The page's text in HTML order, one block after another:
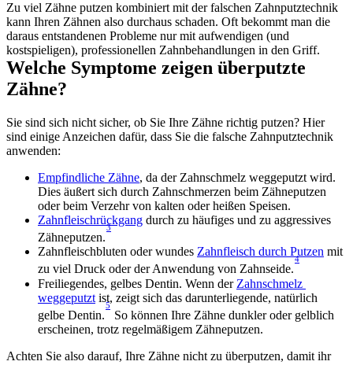
Zu viel Zähne putzen kombiniert mit der falschen Zahnputztechnik
kann Ihren Zähnen also durchaus schaden. Oft bekommt man die
daraus entstandenen Probleme nur mit aufwendigen (und
kostspieligen), professionellen Zahnbehandlungen in den Griff.
Welche Symptome zeigen überputzte
Zähne?
Sie sind sich nicht sicher, ob Sie Ihre Zähne richtig putzen? Hier
sind einige Anzeichen dafür, dass Sie die falsche Zahnputztechnik
anwenden:
Empfindliche Zähne, da der Zahnschmelz weggeputzt wird.
Dies äußert sich durch Zahnschmerzen beim Zähneputzen
oder beim Verzehr von kalten oder heißen Speisen.
Zahnfleischrückgang durch zu häufiges und zu aggressives
Zähneputzen.
3
Zahnfleischbluten oder wundes Zahnfleisch durch Putzen mit
zu viel Druck oder der Anwendung von Zahnseide.
4
Freiliegendes, gelbes Dentin. Wenn der Zahnschmelz
weggeputzt ist, zeigt sich das darunterliegende, natürlich
gelbe Dentin.
5
So können Ihre Zähne dunkler oder gelblich
erscheinen, trotz regelmäßigem Zähneputzen.
Achten Sie also darauf, Ihre Zähne nicht zu überputzen, damit ihr